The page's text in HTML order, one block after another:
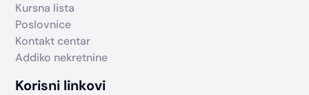
Kursna lista
Poslovnice
Kontakt centar
Addiko nekretnine
Korisni linkovi